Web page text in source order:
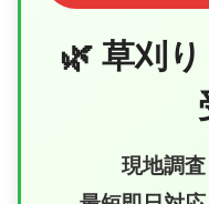
🌿 草刈
現地調査